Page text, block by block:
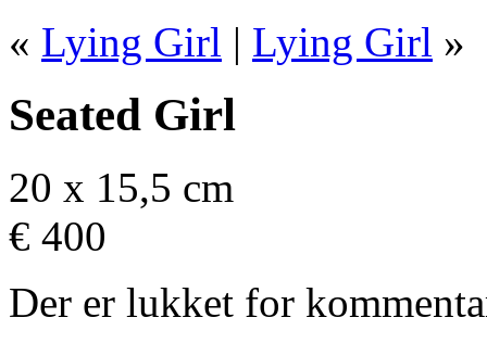
« Lying Girl | Lying Girl »
Seated Girl
20 x 15,5 cm
€ 400
Der er lukket for